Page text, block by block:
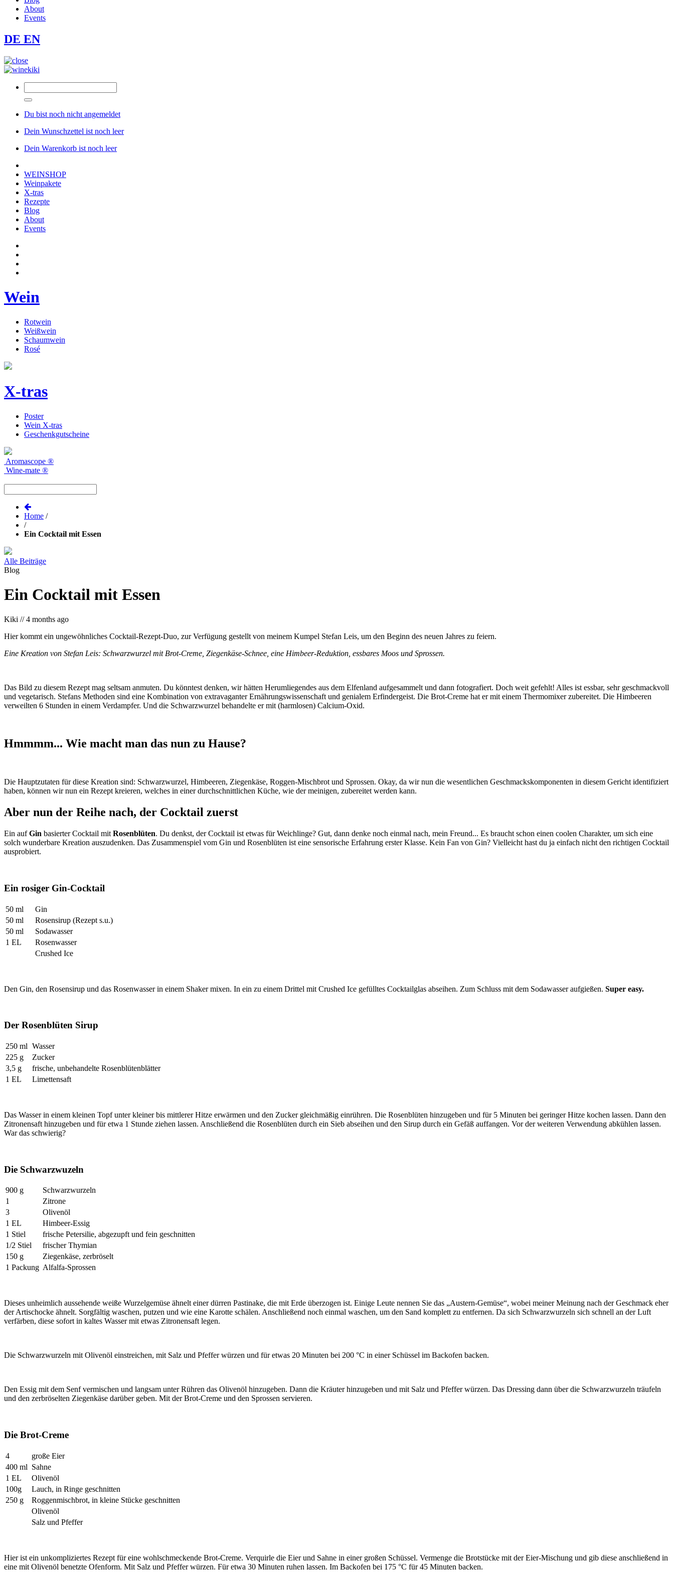
About
Events
DE EN
Du bist noch nicht angemeldet
Dein Wunschzettel ist noch leer
Dein Warenkorb ist noch leer
WEINSHOP
Weinpakete
X-tras
Rezepte
Blog
About
Events
Wein
Rotwein
Weißwein
Schaumwein
Rosé
X-tras
Poster
Wein X-tras
Geschenkgutscheine
Aromascope ®
Wine-mate ®
Home /
/
Ein Cocktail mit Essen
Alle Beiträge
Blog
Ein Cocktail mit Essen
Kiki // 4 months ago
Hier kommt ein ungewöhnliches Cocktail-Rezept-Duo, zur Verfügung gestellt von meinem Kumpel Stefan Leis, um den Beginn des neuen Jahres zu feiern.
Eine Kreation von Stefan Leis: Schwarzwurzel mit Brot-Creme, Ziegenkäse-Schnee, eine Himbeer-Reduktion, essbares Moos und Sprossen.
Das Bild zu diesem Rezept mag seltsam anmuten. Du könntest denken, wir hätten Herumliegendes aus dem Elfenland aufgesammelt und dann fotografiert. Doch weit gefehlt! Alles ist essbar, sehr geschmackvoll
und vegetarisch. Stefans Methoden sind eine Kombination von extravaganter Ernährungswissenschaft und genialem Erfindergeist. Die Brot-Creme hat er mit einem Thermomixer zubereitet. Die Himbeeren
verweilten 6 Stunden in einem Verdampfer. Und die Schwarzwurzel behandelte er mit (harmlosen) Calcium-Oxid.
Hmmmm... Wie macht man das nun zu Hause?
Die Hauptzutaten für diese Kreation sind: Schwarzwurzel, Himbeeren, Ziegenkäse, Roggen-Mischbrot und Sprossen. Okay, da wir nun die wesentlichen Geschmackskomponenten in diesem Gericht identifiziert
haben, können wir nun ein Rezept kreieren, welches in einer durchschnittlichen Küche, wie der meinigen, zubereitet werden kann.
Aber nun der Reihe nach, der Cocktail zuerst
Ein aufGin basierter Cocktail mit Rosenblüten. Du denkst, der Cocktail ist etwas für Weichlinge? Gut, dann denke noch einmal nach, mein Freund... Es braucht schon einen coolen Charakter, um sich eine
solch wunderbare Kreation auszudenken. Das Zusammenspiel vom Gin und Rosenblüten ist eine sensorische Erfahrung erster Klasse. Kein Fan von Gin? Vielleicht hast du ja einfach nicht den richtigen Cocktail
ausprobiert.
Ein rosiger Gin-Cocktail
50 ml
Gin
50 ml
Rosensirup (Rezept s.u.)
50 ml
Sodawasser
1 EL
Rosenwasser
Crushed Ice
Den Gin, den Rosensirup und das Rosenwasser in einem Shaker mixen. In ein zu einem Drittel mit Crushed Ice gefülltes Cocktailglas abseihen. Zum Schluss mit dem Sodawasser aufgießen. Super easy.
Der Rosenblüten Sirup
250 ml Wasser
225 g
Zucker
3,5 g
frische, unbehandelte Rosenblütenblätter
1 EL
Limettensaft
Das Wasser in einem kleinen Topf unter kleiner bis mittlerer Hitze erwärmen und den Zucker gleichmäßig einrühren. Die Rosenblüten hinzugeben und für 5 Minuten bei geringer Hitze kochen lassen. Dann den
Zitronensaft hinzugeben und für etwa 1 Stunde ziehen lassen. Anschließend die Rosenblüten durch ein Sieb abseihen und den Sirup durch ein Gefäß auffangen. Vor der weiteren Verwendung abkühlen lassen.
War das schwierig?
Die Schwarzwuzeln
900 g
Schwarzwurzeln
1
Zitrone
3
Olivenöl
1 EL
Himbeer-Essig
1 Stiel
frische Petersilie, abgezupft und fein geschnitten
1/2 Stiel
frischer Thymian
150 g
Ziegenkäse, zerbröselt
1 Packung Alfalfa-Sprossen
Dieses unheimlich aussehende weiße Wurzelgemüse ähnelt einer dürren Pastinake, die mit Erde überzogen ist. Einige Leute nennen Sie das „Austern-Gemüse“, wobei meiner Meinung nach der Geschmack eher
der Artischocke ähnelt. Sorgfältig waschen, putzen und wie eine Karotte schälen. Anschließend noch einmal waschen, um den Sand komplett zu entfernen. Da sich Schwarzwurzeln sich schnell an der Luft
verfärben, diese sofort in kaltes Wasser mit etwas Zitronensaft legen.
Die Schwarzwurzeln mit Olivenöl einstreichen, mit Salz und Pfeffer würzen und für etwas 20 Minuten bei 200 °C in einer Schüssel im Backofen backen.
Den Essig mit dem Senf vermischen und langsam unter Rühren das Olivenöl hinzugeben. Dann die Kräuter hinzugeben und mit Salz und Pfeffer würzen. Das Dressing dann über die Schwarzwurzeln träufeln
und den zerbröselten Ziegenkäse darüber geben. Mit der Brot-Creme und den Sprossen servieren.
Die Brot-Creme
4
große Eier
400 ml Sahne
1 EL
Olivenöl
100g
Lauch, in Ringe geschnitten
250 g
Roggenmischbrot, in kleine Stücke geschnitten
Olivenöl
Salz und Pfeffer
Hier ist ein unkompliziertes Rezept für eine wohlschmeckende Brot-Creme. Verquirle die Eier und Sahne in einer großen Schüssel. Vermenge die Brotstücke mit der Eier-Mischung und gib diese anschließend in
eine mit Olivenöl benetzte Ofenform. Mit Salz und Pfeffer würzen. Für etwa 30 Minuten ruhen lassen. Im Backofen bei 175 °C für 45 Minuten backen.